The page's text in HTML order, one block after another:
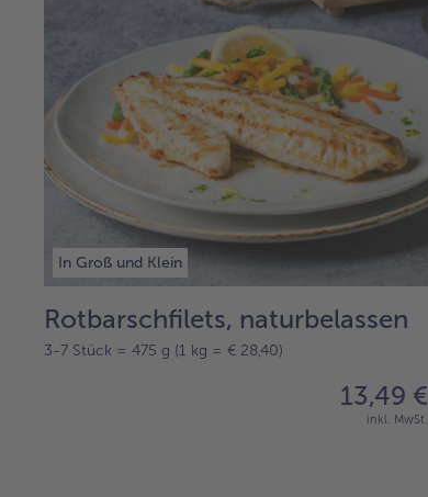
In Groß und Klein
Rotbarschfilets, naturbelassen
3-7 Stück = 475 g (1 kg = € 28,40)
13,49 €
inkl. MwSt.